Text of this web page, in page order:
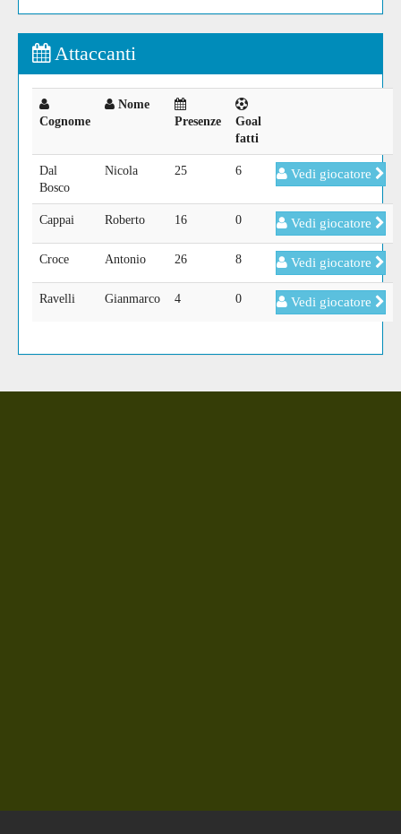
Attaccanti
Cognome
Nome
Presenze
Goal
fatti
Dal
Bosco
Nicola 25 6 Vedi giocatore
Cappai Roberto 16 0 Vedi giocatore
Croce Antonio 26 8 Vedi giocatore
Ravelli Gianmarco 4 0 Vedi giocatore